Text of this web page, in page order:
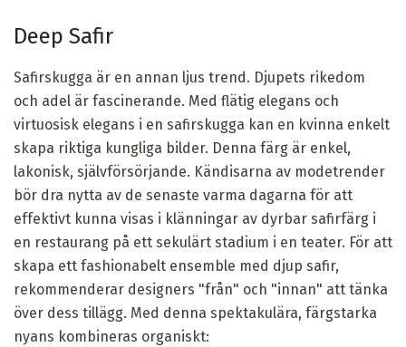
Deep Safir
Safirskugga är en annan ljus trend. Djupets rikedom
och adel är fascinerande. Med flätig elegans och
virtuosisk elegans i en safirskugga kan en kvinna enkelt
skapa riktiga kungliga bilder. Denna färg är enkel,
lakonisk, självförsörjande. Kändisarna av modetrender
bör dra nytta av de senaste varma dagarna för att
effektivt kunna visas i klänningar av dyrbar safirfärg i
en restaurang på ett sekulärt stadium i en teater. För att
skapa ett fashionabelt ensemble med djup safir,
rekommenderar designers "från" och "innan" att tänka
över dess tillägg. Med denna spektakulära, färgstarka
nyans kombineras organiskt: